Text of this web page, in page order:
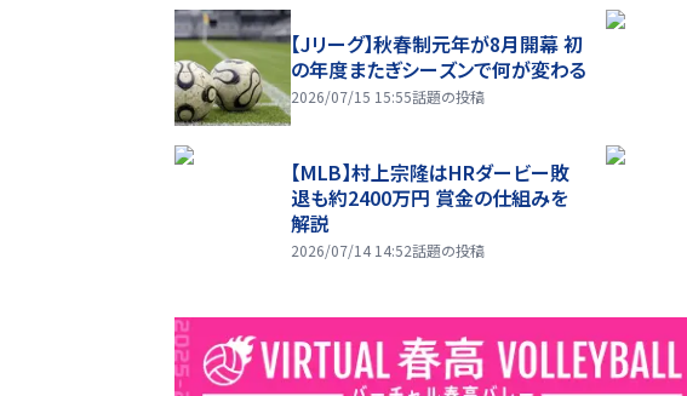
【Jリーグ】秋春制元年が8月開幕 初
の年度またぎシーズンで何が変わる
2026/07/15 15:55話題の投稿
【MLB】村上宗隆はHRダービー敗
退も約2400万円 賞金の仕組みを
解説
2026/07/14 14:52話題の投稿